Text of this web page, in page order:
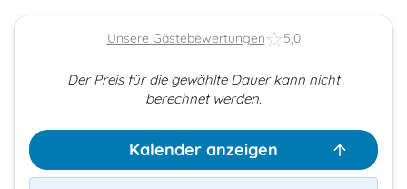
Unsere Gästebewertungen 5,0
Der Preis für die gewählte Dauer kann nicht
berechnet werden.
Kalender anzeigen